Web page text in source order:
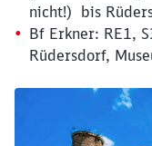
nicht!) bis
Bf Erkner: RE1,
Rüdersdorf,